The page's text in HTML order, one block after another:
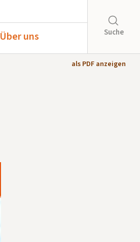
Über uns Suche
als PDF anzeigen